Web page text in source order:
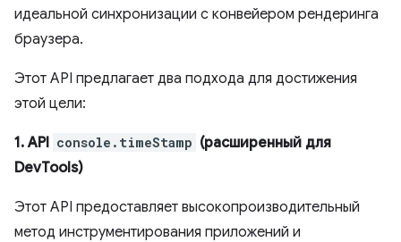
идеальной синхронизации с конвейером рендеринга
браузера.
Этот API предлагает два подхода для достижения
этой цели:
1. API console.timeStamp (расширенный для
DevTools)
Этот API предоставляет высокопроизводительный
метод инструментирования приложений и